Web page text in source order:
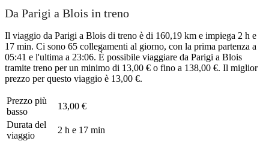
Da Parigi a Blois in treno
Il viaggio da Parigi a Blois di treno è di 160,19 km e impiega 2 h e
17 min. Ci sono 65 collegamenti al giorno, con la prima partenza a
05:41 e l'ultima a 23:06. È possibile viaggiare da Parigi a Blois
tramite treno per un minimo di 13,00 € o fino a 138,00 €. Il miglior
prezzo per questo viaggio è 13,00 €.
Prezzo più
basso
13,00 €
Durata del
viaggio
2 h e 17 min